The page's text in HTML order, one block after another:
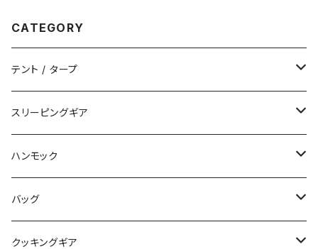
CATEGORY
テント / タープ
タープ / シェルター
ペグ / ステークス
アクセサリー
スリーピングギア
シュラフ / キルト
ビビィ
マット
ハンモック
ハンモック
アクセサリー
バッグ
バックパック
クッキングギア